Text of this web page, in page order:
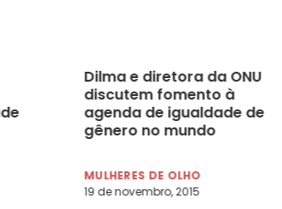
Dilma e diretora da ONU
discutem fomento à
agenda de igualdade de
gênero no mundo
MULHERES DE OLHO
19 de novembro, 2015